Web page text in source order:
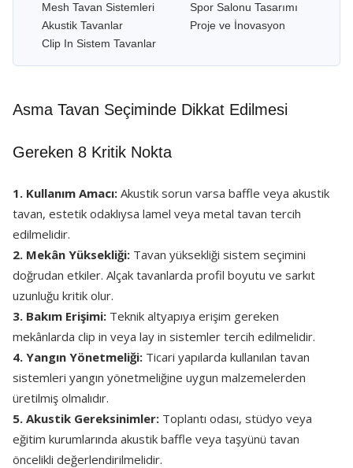
Mesh Tavan Sistemleri
Akustik Tavanlar
Clip In Sistem Tavanlar
Spor Salonu Tasarımı
Proje ve İnovasyon
Asma Tavan Seçiminde Dikkat Edilmesi
Gereken 8 Kritik Nokta
1. Kullanım Amacı: Akustik sorun varsa baffle veya akustik
tavan, estetik odaklıysa lamel veya metal tavan tercih
edilmelidir.
2. Mekân Yüksekliği: Tavan yüksekliği sistem seçimini
doğrudan etkiler. Alçak tavanlarda profil boyutu ve sarkıt
uzunluğu kritik olur.
3. Bakım Erişimi: Teknik altyapıya erişim gereken
mekânlarda clip in veya lay in sistemler tercih edilmelidir.
4. Yangın Yönetmeliği: Ticari yapılarda kullanılan tavan
sistemleri yangın yönetmeliğine uygun malzemelerden
üretilmiş olmalıdır.
5. Akustik Gereksinimler: Toplantı odası, stüdyo veya
eğitim kurumlarında akustik baffle veya taşyünü tavan
öncelikli değerlendirilmelidir.